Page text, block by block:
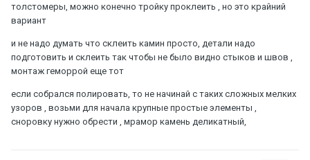
толстомеры, можно конечно тройку проклеить , но это крайний
вариант
и не надо думать что склеить камин просто, детали надо
подготовить и склеить так чтобы не было видно стыков и швов ,
монтаж геморрой еще тот
если собрался полировать, то не начинай с таких сложных мелких
узоров , возьми для начала крупные простые элементы ,
сноровку нужно обрести , мрамор камень деликатный,